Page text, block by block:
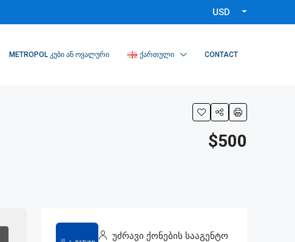
USD
METROPOL ᲙᲣᲑᲘ ᲐᲜ ᲝᲕᲐᲚᲣᲠᲘ ᲥᲐᲠᲗᲣᲚᲘ CONTACT
$500
უძრავი ქონების სააგენტო